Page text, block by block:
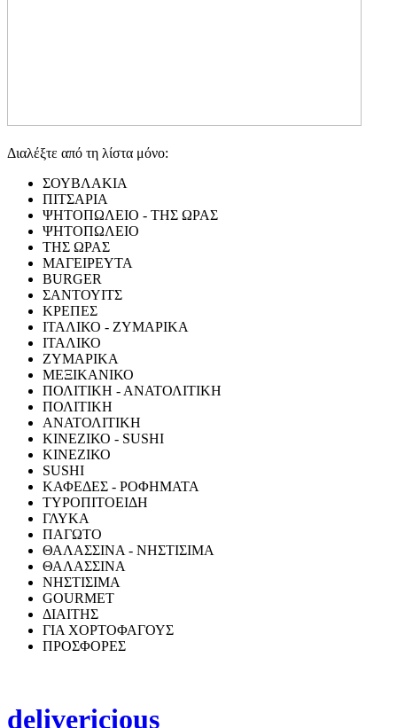
Διαλέξτε από τη λίστα μόνο:
ΣΟΥΒΛΑΚΙΑ
ΠΙΤΣΑΡΙΑ
ΨΗΤΟΠΩΛΕΙΟ - ΤΗΣ ΩΡΑΣ
ΨΗΤΟΠΩΛΕΙΟ
ΤΗΣ ΩΡΑΣ
ΜΑΓΕΙΡΕΥΤΑ
BURGER
ΣΑΝΤΟΥΙΤΣ
ΚΡΕΠΕΣ
ΙΤΑΛΙΚΟ - ΖΥΜΑΡΙΚΑ
ΙΤΑΛΙΚΟ
ΖΥΜΑΡΙΚΑ
ΜΕΞΙΚΑΝΙΚΟ
ΠΟΛΙΤΙΚΗ - ΑΝΑΤΟΛΙΤΙΚΗ
ΠΟΛΙΤΙΚΗ
ΑΝΑΤΟΛΙΤΙΚΗ
ΚΙΝΕΖΙΚΟ - SUSHI
ΚΙΝΕΖΙΚΟ
SUSHI
ΚΑΦΕΔΕΣ - ΡΟΦΗΜΑΤΑ
ΤΥΡΟΠΙΤΟΕΙΔΗ
ΓΛΥΚΑ
ΠΑΓΩΤΟ
ΘΑΛΑΣΣΙΝΑ - ΝΗΣΤΙΣΙΜΑ
ΘΑΛΑΣΣΙΝΑ
ΝΗΣΤΙΣΙΜΑ
GOURMET
ΔΙΑΙΤΗΣ
ΓΙΑ ΧΟΡΤΟΦΑΓΟΥΣ
ΠΡΟΣΦΟΡΕΣ
delivericious